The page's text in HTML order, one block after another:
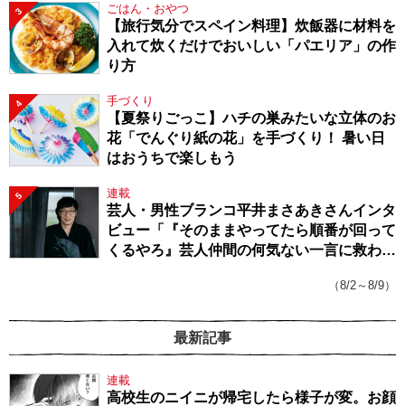
3 ごはん・おやつ
【旅行気分でスペイン料理】炊飯器に材料を
入れて炊くだけでおいしい「パエリア」の作
り方
4 手づくり
【夏祭りごっこ】ハチの巣みたいな立体のお
花「でんぐり紙の花」を手づくり！ 暑い日
はおうちで楽しもう
5 連載
芸人・男性ブランコ平井まさあきさんインタ
ビュー「『そのままやってたら順番が回って
くるやろ』芸人仲間の何気ない一言に救われ
（8/2～8/9）
最新記事
連載
高校生のニイニが帰宅したら様子が変。お顔